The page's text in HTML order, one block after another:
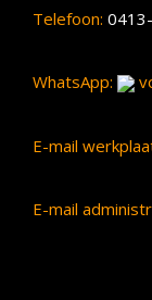
Telefoon:
WhatsApp:
E-mail
E-mail